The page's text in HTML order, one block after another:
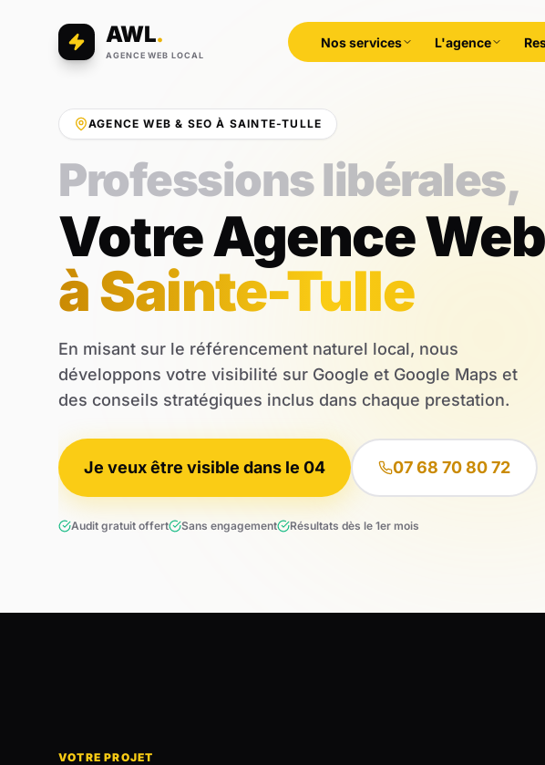
AWL.
AGENCE WEB LOCAL
Nos services L'agence
AGENCE WEB & SEO À SAINTE-TULLE
Professions libérales,
Votre Agence Web
à Sainte-Tulle
En misant sur le référencement naturel local, nous
développons votre visibilité sur Google et Google Maps et
des conseils stratégiques inclus dans chaque prestation.
Je veux être visible dans le 04 07 68 70 80 72
Audit gratuit offert Sans engagement Résultats dès le 1er mois
VOTRE PROJET